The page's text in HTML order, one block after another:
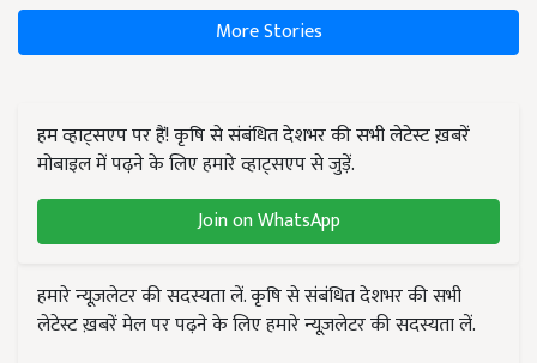
More Stories
हम व्हाट्सएप पर हैं! कृषि से संबंधित देशभर की सभी लेटेस्ट ख़बरें
मोबाइल में पढ़ने के लिए हमारे व्हाट्सएप से जुड़ें.
Join on WhatsApp
हमारे न्यूज़लेटर की सदस्यता लें. कृषि से संबंधित देशभर की सभी
लेटेस्ट ख़बरें मेल पर पढ़ने के लिए हमारे न्यूज़लेटर की सदस्यता लें.